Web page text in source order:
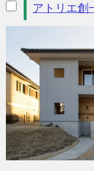
アトリエ創